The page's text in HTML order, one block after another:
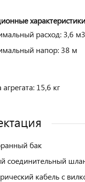
расход: 3,6
напор: 38 м
15,6 кг
бак
соединительный
кабель с